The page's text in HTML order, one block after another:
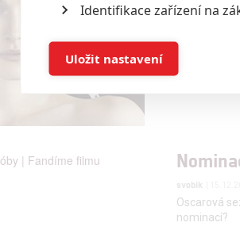
svobik
Oscarová
nominací?
Identifikace zařízení na
Ukládání a/nebo přístup k
Reklama založená na
služeb
Udělením souhlasu s účely a
možnost: Zajištění bezpečnosti,
Uložit nastavení